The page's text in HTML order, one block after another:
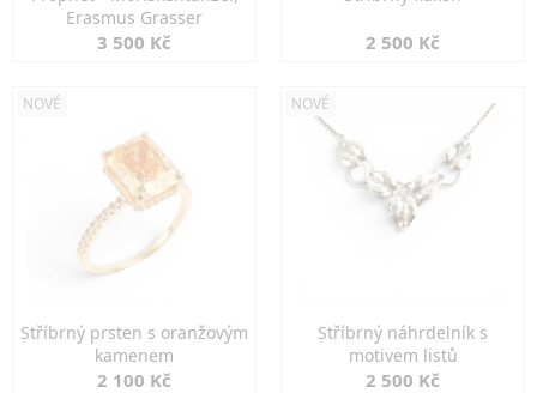
Erasmus Grasser
3 500 Kč 2 500 Kč
NOVÉ
Stříbrný prsten s oranžovým
kamenem
2 100 Kč
NOVÉ
Stříbrný náhrdelník s
motivem listů
2 500 Kč